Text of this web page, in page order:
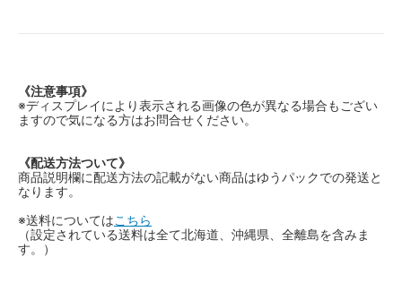
《注意事項》
※ディスプレイにより表示される画像の色が異なる場合もござい
ますので気になる方はお問合せください。
《配送方法ついて》
商品説明欄に配送方法の記載がない商品はゆうパックでの発送と
なります。
※送料についてはこちら
（設定されている送料は全て北海道、沖縄県、全離島を含みま
す。）